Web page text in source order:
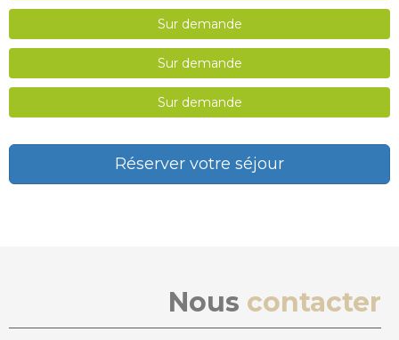
Sur demande
Sur demande
Sur demande
Réserver votre séjour
Nous contacter